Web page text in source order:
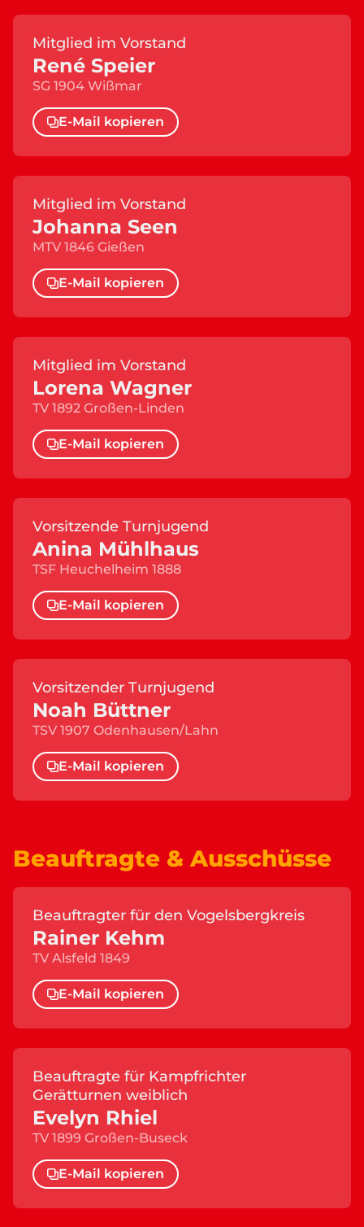
Mitglied im Vorstand
René Speier
SG 1904 Wißmar
E-Mail kopieren
Mitglied im Vorstand
Johanna Seen
MTV 1846 Gießen
E-Mail kopieren
Mitglied im Vorstand
Lorena Wagner
TV 1892 Großen-Linden
E-Mail kopieren
Vorsitzende Turnjugend
Anina Mühlhaus
TSF Heuchelheim 1888
E-Mail kopieren
Vorsitzender Turnjugend
Noah Büttner
TSV 1907 Odenhausen/Lahn
E-Mail kopieren
Beauftragte & Ausschüsse
Beauftragter für den Vogelsbergkreis
Rainer Kehm
TV Alsfeld 1849
E-Mail kopieren
Beauftragte für Kampfrichter
Gerätturnen weiblich
Evelyn Rhiel
TV 1899 Großen-Buseck
E-Mail kopieren